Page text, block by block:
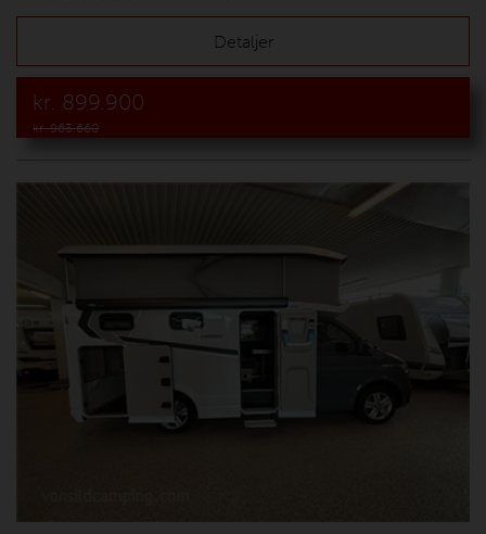
Detaljer
kr. 899.900
kr. 963.660